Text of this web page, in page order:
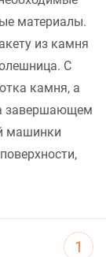
материалы.
из камня
С
камня, а
завершающем
машинки
1